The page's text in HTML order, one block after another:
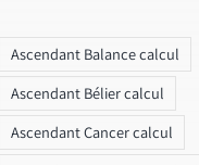
Ascendant Balance calcul
Ascendant Bélier calcul
Ascendant Cancer calcul